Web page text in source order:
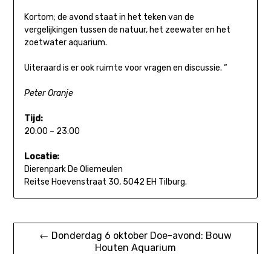
Kortom; de avond staat in het teken van de
vergelijkingen tussen de natuur, het zeewater en het
zoetwater aquarium.
Uiteraard is er ook ruimte voor vragen en discussie. “
Peter Oranje
Tijd:
20:00 – 23:00
Locatie:
Dierenpark De Oliemeulen
Reitse Hoevenstraat 30, 5042 EH Tilburg.
Bericht← Donderdag 6 oktober Doe-avond: Bouw
Houten Aquarium